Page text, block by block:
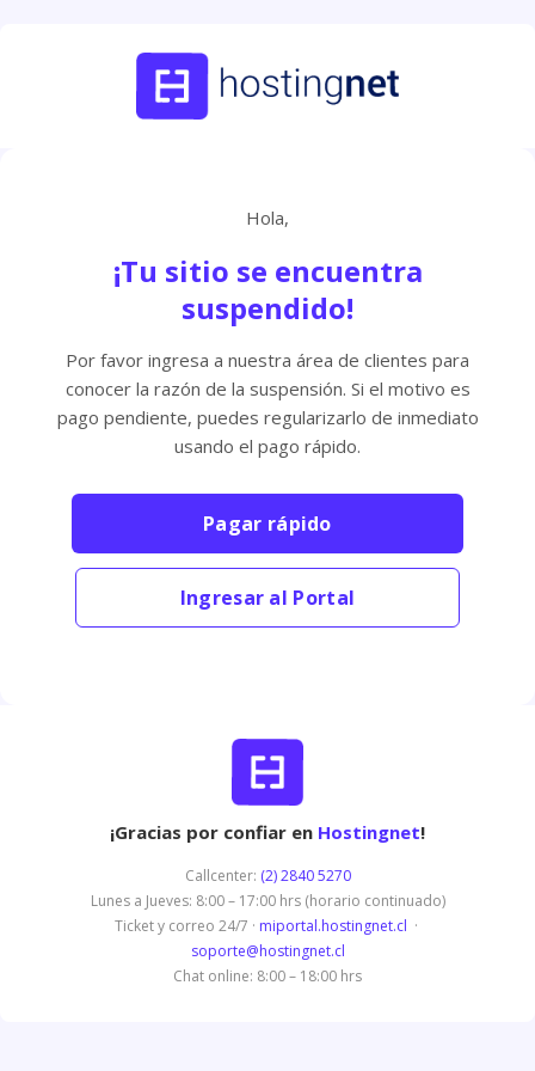
Hola,
¡Tu sitio se encuentra
suspendido!
Por favor ingresa a nuestra área de clientes para
conocer la razón de la suspensión. Si el motivo es
pago pendiente, puedes regularizarlo de inmediato
usando el pago rápido.
Pagar rápido
Ingresar al Portal
¡Gracias por confiar en Hostingnet!
Callcenter: (2) 2840 5270
Lunes a Jueves: 8:00 – 17:00 hrs (horario continuado)
Ticket y correo 24/7 · miportal.hostingnet.cl ·
soporte@hostingnet.cl
Chat online: 8:00 – 18:00 hrs